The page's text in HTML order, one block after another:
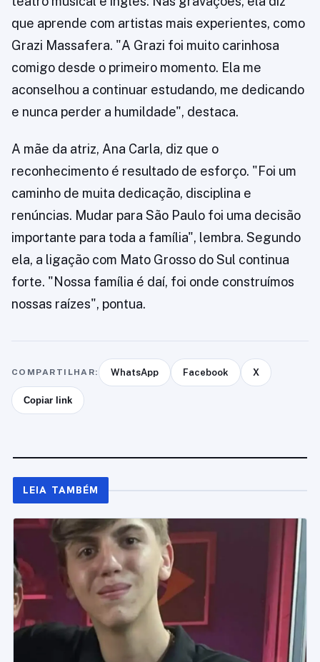
que aprende com artistas mais experientes, como
Grazi Massafera. "A Grazi foi muito carinhosa
comigo desde o primeiro momento. Ela me
aconselhou a continuar estudando, me dedicando
e nunca perder a humildade", destaca.
A mãe da atriz, Ana Carla, diz que o
reconhecimento é resultado de esforço. "Foi um
caminho de muita dedicação, disciplina e
renúncias. Mudar para São Paulo foi uma decisão
importante para toda a família", lembra. Segundo
ela, a ligação com Mato Grosso do Sul continua
forte. "Nossa família é daí, foi onde construímos
nossas raízes", pontua.
COMPARTILHAR: WhatsApp Facebook X
Copiar link
LEIA TAMBÉM